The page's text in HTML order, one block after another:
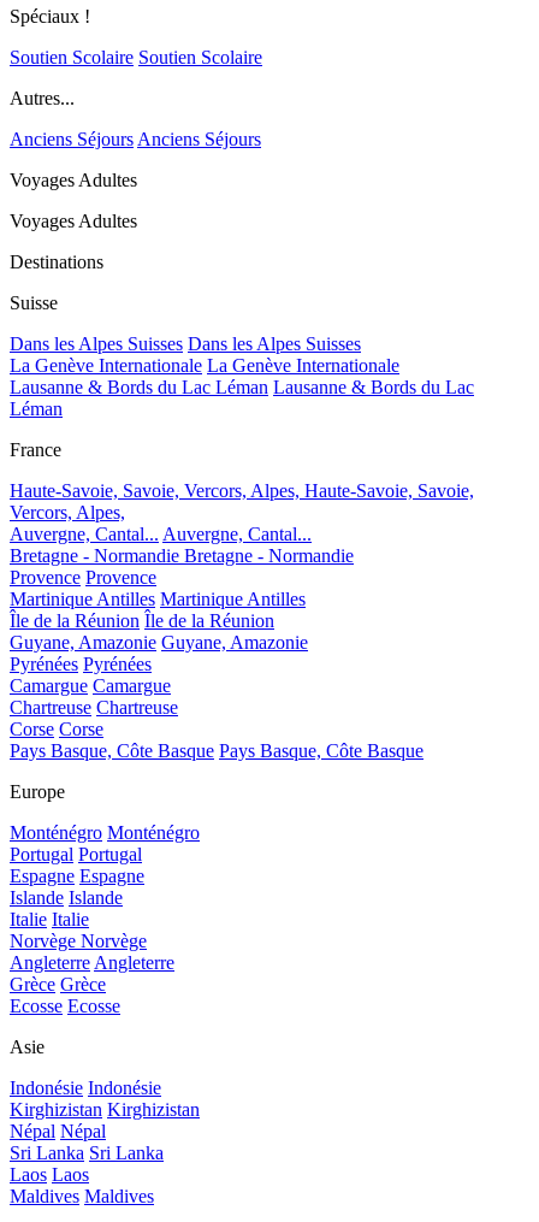
Spéciaux !
Soutien Scolaire Soutien Scolaire
Autres...
Anciens Séjours Anciens Séjours
Voyages Adultes
Voyages Adultes
Destinations
Suisse
Dans les Alpes Suisses Dans les Alpes Suisses
La Genève Internationale La Genève Internationale
Lausanne & Bords du Lac Léman Lausanne & Bords du Lac
Léman
France
Haute-Savoie, Savoie, Vercors, Alpes, Haute-Savoie, Savoie,
Vercors, Alpes,
Auvergne, Cantal... Auvergne, Cantal...
Bretagne - Normandie Bretagne - Normandie
Provence Provence
Martinique Antilles Martinique Antilles
Île de la Réunion Île de la Réunion
Guyane, Amazonie Guyane, Amazonie
Pyrénées Pyrénées
Camargue Camargue
Chartreuse Chartreuse
Corse Corse
Pays Basque, Côte Basque Pays Basque, Côte Basque
Europe
Monténégro Monténégro
Portugal Portugal
Espagne Espagne
Islande Islande
Italie Italie
Norvège Norvège
Angleterre Angleterre
Grèce Grèce
Ecosse Ecosse
Asie
Indonésie Indonésie
Kirghizistan Kirghizistan
Népal Népal
Sri Lanka Sri Lanka
Laos Laos
Maldives Maldives